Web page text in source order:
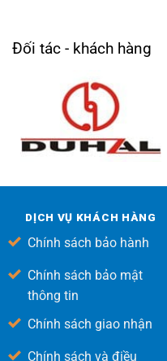
Đối tác - khách hàng
DỊCH VỤ KHÁCH HÀNG
Chính sách bảo hành
Chính sách bảo mật
thông tin
Chính sách giao nhận
Chính sách và điều